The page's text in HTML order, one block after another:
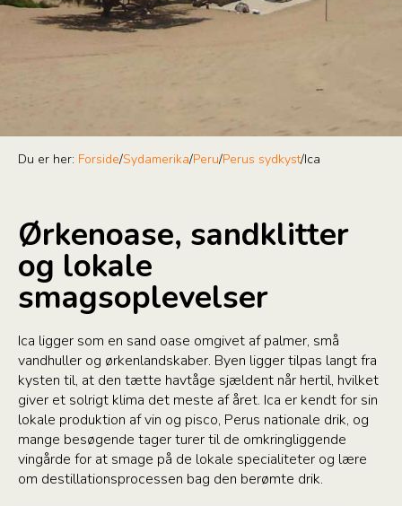
Du er her: Forside/Sydamerika/Peru/Perus sydkyst/Ica
Ørkenoase, sandklitter
og lokale
smagsoplevelser
Ica ligger som en sand oase omgivet af palmer, små
vandhuller og ørkenlandskaber. Byen ligger tilpas langt fra
kysten til, at den tætte havtåge sjældent når hertil, hvilket
giver et solrigt klima det meste af året. Ica er kendt for sin
lokale produktion af vin og pisco, Perus nationale drik, og
mange besøgende tager turer til de omkringliggende
vingårde for at smage på de lokale specialiteter og lære
om destillationsprocessen bag den berømte drik.